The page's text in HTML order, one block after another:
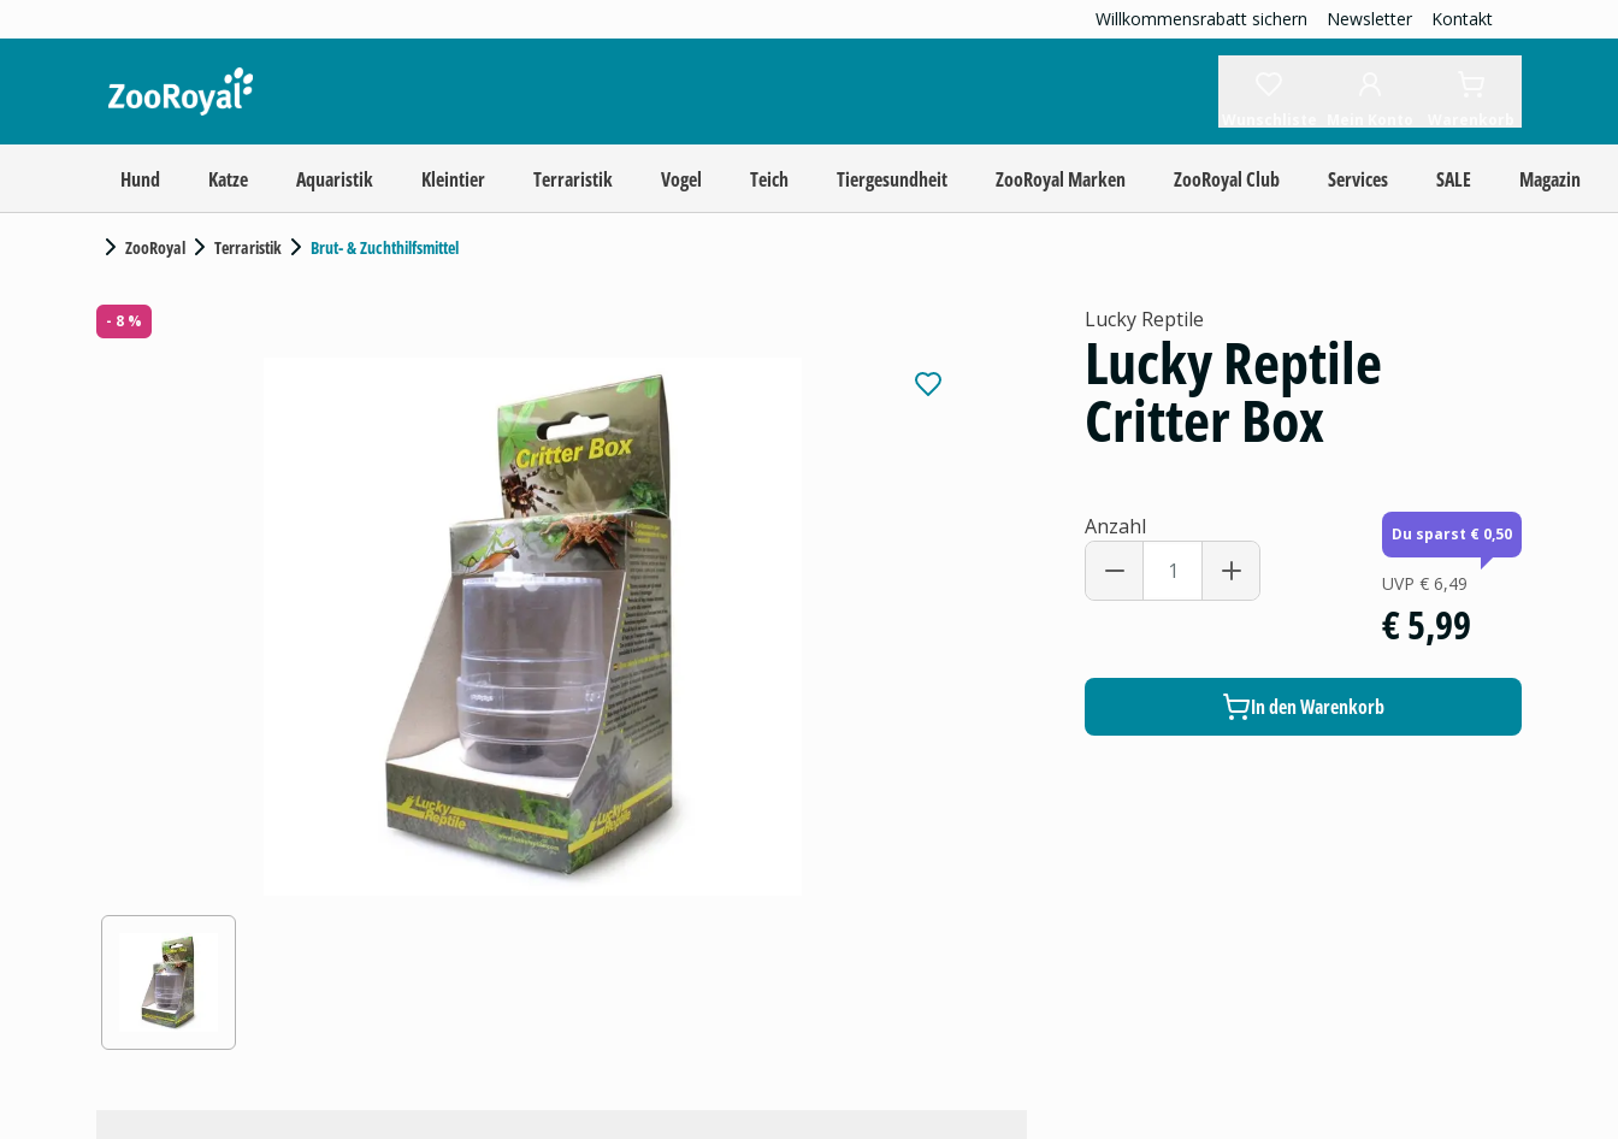
Willkommensrabatt sichern Newsletter Kontakt
Hund Katze Aquaristik Kleintier Terraristik Vogel Teich Tiergesundheit ZooRoyal Marken ZooRoyal Club Services SALE Magazin
ZooRoyal Terraristik Brut- & Zuchthilfsmittel
- 8 % Lucky Reptile
Lucky Reptile
Critter Box
Anzahl Du sparst € 0,50
UVP € 6,49
€ 5,99
In den Warenkorb